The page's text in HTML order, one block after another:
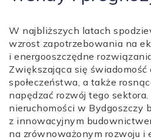
W najbliższych latach
wzrost zapotrzebowania na
i energooszczędne
Zwiększająca się świadomość
społeczeństwa, a także
napędzać rozwój tego sektora.
nieruchomości w Bydgoszczy
z innowacyjnym
na zrównoważonym rozwoju i